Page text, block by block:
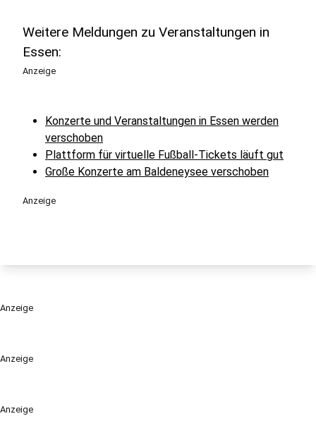
Anzeige
Anzeige
Weitere Meldungen zu Veranstaltungen in
Essen:
Anzeige
Konzerte und Veranstaltungen in Essen werden
verschoben
Plattform für virtuelle Fußball-Tickets läuft gut
Große Konzerte am Baldeneysee verschoben
Anzeige
Anzeige